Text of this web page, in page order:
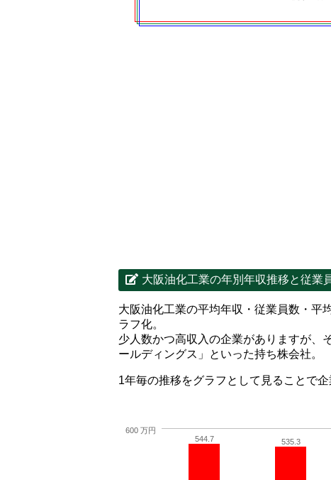
大阪油化工業の年別年収推移と従業
大阪油化工業の平均年収・従業員数・平
ラフ化。
少人数かつ高収入の企業がありますが、
ールディングス」といった持ち株会社。
1年毎の推移をグラフとして見ることで
544.7 535.3
600 万円